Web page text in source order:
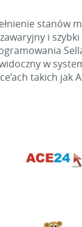
i
w
takich jak